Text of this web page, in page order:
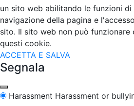
un sito web abilitando le funzioni di
navigazione della pagina e
sito. Il sito web non può funzionare
questi cookie.
ACCETTA E SALVA
Segnala
Harassment Harassment or